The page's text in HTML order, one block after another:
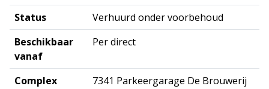
Status
Verhuurd onder voorbehoud
Beschikbaar
vanaf
Per direct
Complex 7341 Parkeergarage De Brouwerij